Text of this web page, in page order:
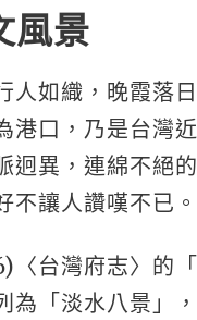
風景
人如織，晚霞落
港口，乃是台灣
迥異，連綿不絕
不讓人讚嘆不已。
〈台灣府志〉的
「淡水八景」